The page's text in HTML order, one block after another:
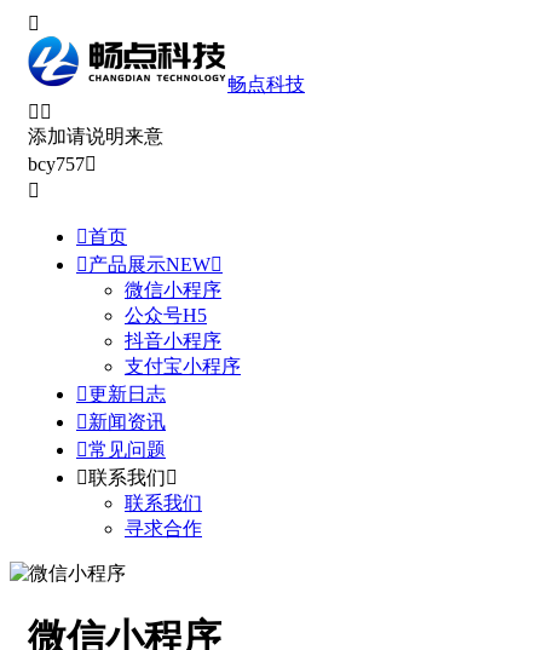

畅点科技
 
添加请说明来意
bcy757

首页
产品展示NEW
微信小程序
公众号H5
抖音小程序
支付宝小程序
更新日志
新闻资讯
常见问题
联系我们
联系我们
寻求合作
微信小程序